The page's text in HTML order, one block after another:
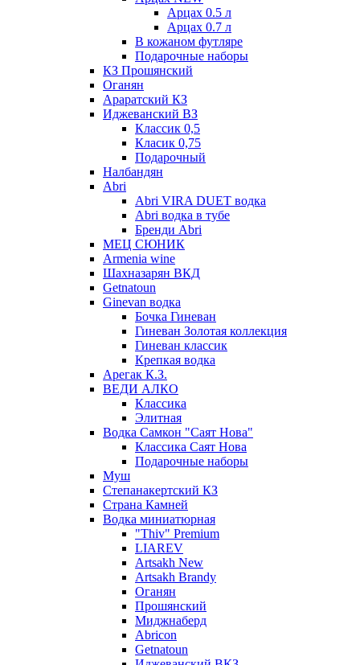
Арцах 0.5 л
Арцах 0.7 л
В кожаном футляре
Подарочные наборы
КЗ Прошянский
Оганян
Араратский КЗ
Иджеванский ВЗ
Классик 0,5
Класик 0,75
Подарочный
Налбандян
Abri
Abri VIRA DUET водка
Abri водка в тубе
Бренди Abri
МЕЦ СЮНИК
Armenia wine
Шахназарян ВКД
Getnatoun
Ginevan водка
Бочка Гиневан
Гиневан Золотая коллекция
Гиневан классик
Крепкая водка
Арегак К.З.
ВЕДИ АЛКО
Классика
Элитная
Водка Самкон "Саят Нова"
Классика Саят Нова
Подарочные наборы
Муш
Степанакертский КЗ
Страна Камней
Водка миниатюрная
"Thiv" Premium
LIAREV
Artsakh New
Artsakh Brandy
Оганян
Прошянский
Миджнаберд
Abricon
Getnatoun